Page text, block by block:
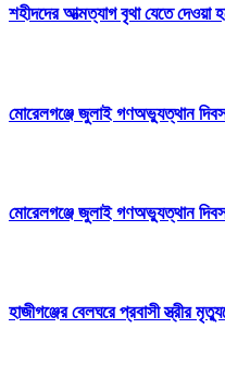
‎শহীদদের আত্মত্যাগ বৃথা যেতে
মোরেলগঞ্জে জুলাই গণঅভ্যুত্থান
মোরেলগঞ্জে জুলাই গণঅভ্যুত্থান
হাজীগঞ্জের বেলঘরে প্রবাসী স্ত্রীর